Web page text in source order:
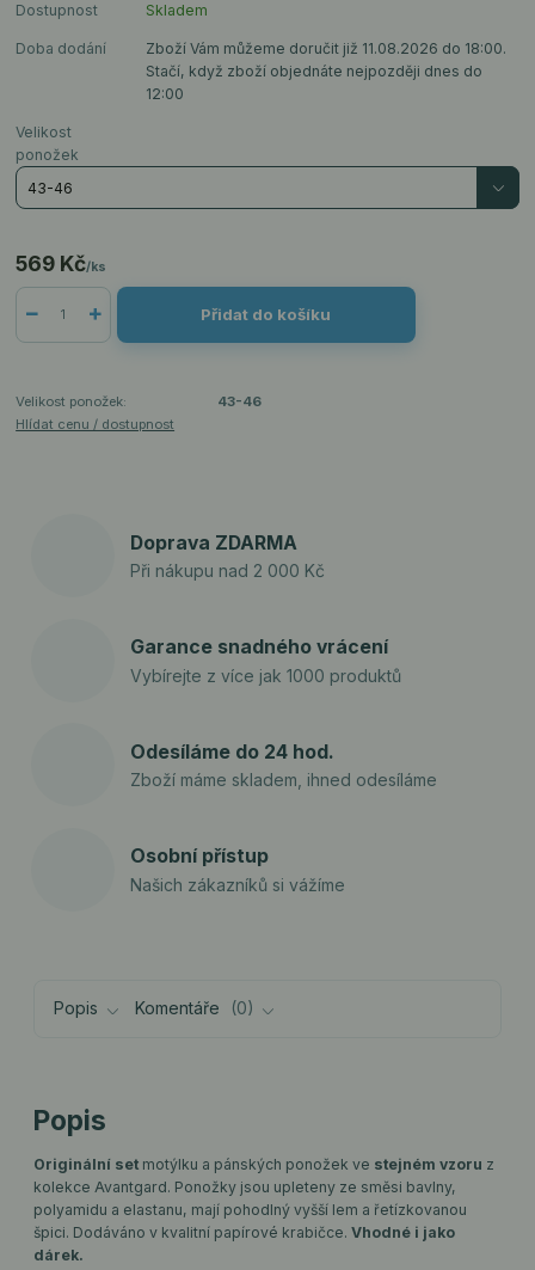
Dostupnost Skladem
Doba dodání
Zboží Vám můžeme doručit již 11.08.2026 do 18:00.
Stačí, když zboží objednáte nejpozději dnes do
12:00
Velikost
ponožek
569 Kč/ks
Přidat do košíku
Velikost ponožek:
43-46
Hlídat cenu / dostupnost
Doprava ZDARMA
Při nákupu nad 2 000 Kč
Garance snadného vrácení
Vybírejte z více jak 1000 produktů
Odesíláme do 24 hod.
Zboží máme skladem, ihned odesíláme
Osobní přístup
Našich zákazníků si vážíme
Popis Komentáře 0
Popis
Originální set motýlku a pánských ponožek ve stejném vzoru z
kolekce Avantgard. Ponožky jsou upleteny ze směsi bavlny,
polyamidu a elastanu, mají pohodlný vyšší lem a řetízkovanou
špici. Dodáváno v kvalitní papírové krabičce.Vhodné i jako
dárek.